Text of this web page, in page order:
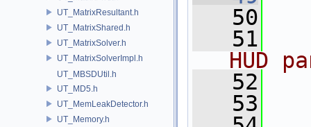
UT_MatrixResultant.h
UT_MatrixShared.h
UT_MatrixSolver.h
UT_MatrixSolverImpl.h
UT_MBSDUtil.h
UT_MD5.h
UT_MemLeakDetector.h
UT_Memory.h
   50
   51
HUD
   52
   53